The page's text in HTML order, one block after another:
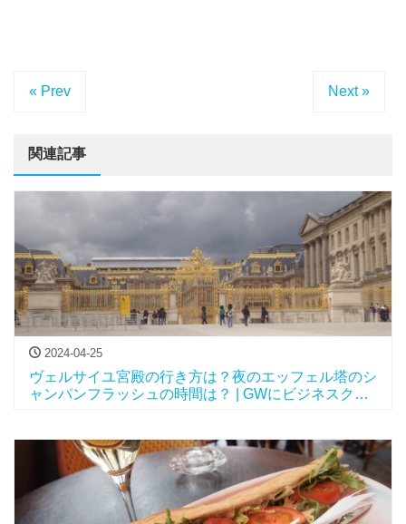
« Prev Next »
関連記事
2024-04-25
ヴェルサイユ宮殿の行き方は？夜のエッフェル塔のシ
ャンパンフラッシュの時間は？ | GWにビジネスクラ